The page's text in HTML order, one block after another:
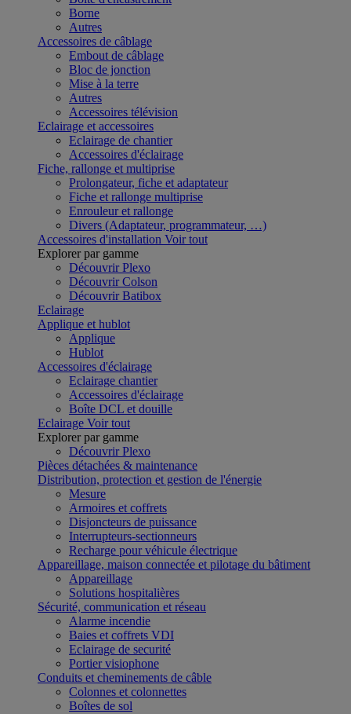
Borne
Autres
Accessoires de câblage
Embout de câblage
Bloc de jonction
Mise à la terre
Autres
Accessoires télévision
Eclairage et accessoires
Eclairage de chantier
Accessoires d'éclairage
Fiche, rallonge et multiprise
Prolongateur, fiche et adaptateur
Fiche et rallonge multiprise
Enrouleur et rallonge
Divers (Adaptateur, programmateur, …)
Accessoires d'installation Voir tout
Explorer par gamme
Découvrir Plexo
Découvrir Colson
Découvrir Batibox
Eclairage
Applique et hublot
Applique
Hublot
Accessoires d'éclairage
Eclairage chantier
Accessoires d'éclairage
Boîte DCL et douille
Eclairage Voir tout
Explorer par gamme
Découvrir Plexo
Pièces détachées & maintenance
Distribution, protection et gestion de l'énergie
Mesure
Armoires et coffrets
Disjoncteurs de puissance
Interrupteurs-sectionneurs
Recharge pour véhicule électrique
Appareillage, maison connectée et pilotage du bâtiment
Appareillage
Solutions hospitalières
Sécurité, communication et réseau
Alarme incendie
Baies et coffrets VDI
Eclairage de securité
Portier visiophone
Conduits et cheminements de câble
Colonnes et colonnettes
Boîtes de sol